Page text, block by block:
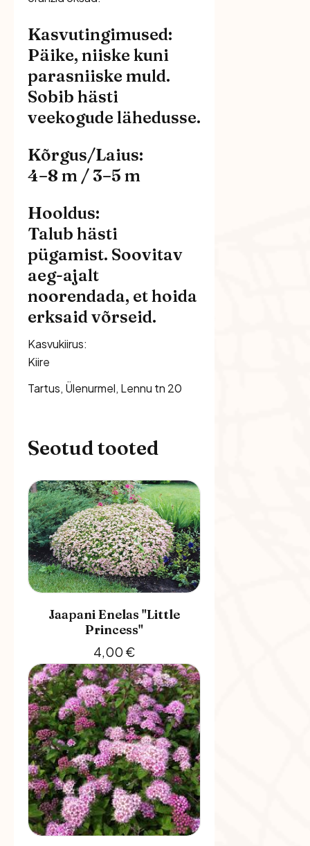
Kasvutingimused:
Päike, niiske kuni
parasniiske muld.
Sobib hästi
veekogude lähedusse.
Kõrgus/Laius:
4–8 m / 3–5 m
Hooldus:
Talub hästi
pügamist. Soovitav
aeg-ajalt
noorendada, et hoida
erksaid võrseid.
Kasvukiirus:
Kiire
Tartus, Ülenurmel, Lennu tn 20
Seotud tooted
Jaapani Enelas "Little
Princess"
4,00 €